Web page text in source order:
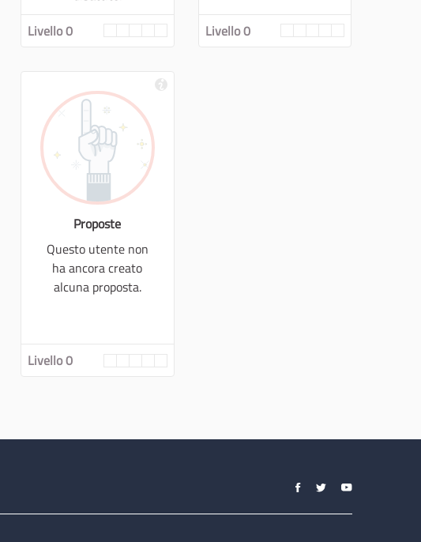
Livello 0
Livello 0
Proposte
Questo utente non
ha ancora creato
alcuna proposta.
Livello 0